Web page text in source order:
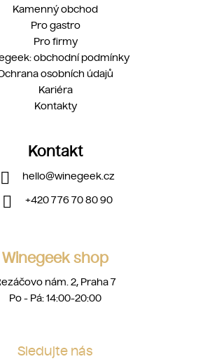
Kamenný obchod
Pro gastro
Pro firmy
obchodní podmínky
osobních údajů
Kariéra
Kontakty
Kontakt
hello@winegeek.cz
+420 776 70 80 90
Winegeek shop
nám. 2, Praha 7
Po - Pá: 14:00-20:00
Sledujte nás